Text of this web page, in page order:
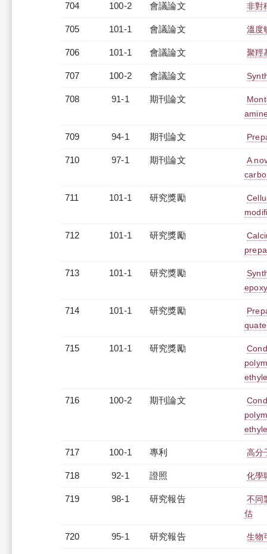
704 100-2 會議論文 非對
705 101-1 會議論文 溫度
706 101-1 會議論文 聚羥
707 100-2 會議論文
708 91-1 期刊論文
709 94-1 期刊論文
710 97-1 期刊論文
A
711 101-1 研究獎勵
712 101-1 研究獎勵
713 101-1 研究獎勵
714 101-1 研究獎勵
715 101-1 研究獎勵
716 100-2 期刊論文
717 100-1 專利 高分
718 92-1 證照 化學
719 98-1 研究報告
不同
估
720 95-1 研究報告 生物